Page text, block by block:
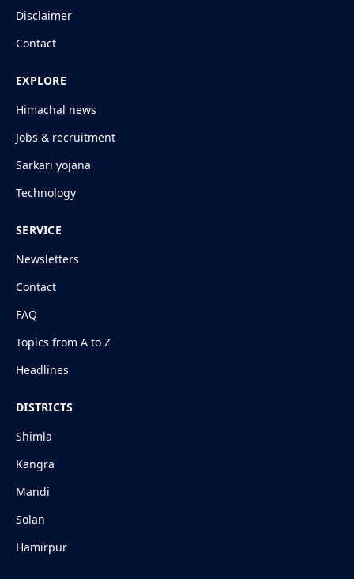
Disclaimer
Contact
EXPLORE
Himachal news
Jobs & recruitment
Sarkari yojana
Technology
SERVICE
Newsletters
Contact
FAQ
Topics from A to Z
Headlines
DISTRICTS
Shimla
Kangra
Mandi
Solan
Hamirpur